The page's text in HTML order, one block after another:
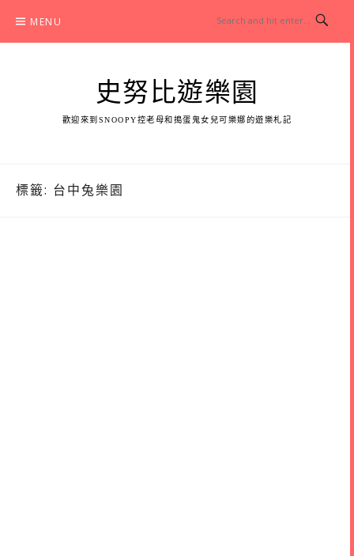
content
MENU
史努比遊樂園
歡迎來到SNOOPY控老母和搗蛋鬼女兒可樂娜的遊樂札記
標籤: 台中兔樂園